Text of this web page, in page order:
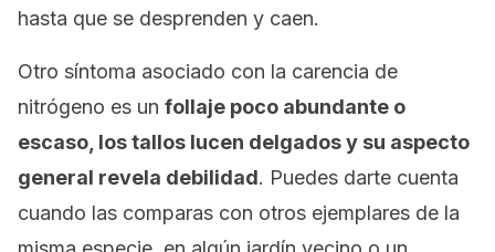
hasta que se desprenden y caen.
Otro síntoma asociado con la carencia de
nitrógeno es un follaje poco abundante o
escaso, los tallos lucen delgados y su aspecto
general revela debilidad. Puedes darte cuenta
cuando las comparas con otros ejemplares de la